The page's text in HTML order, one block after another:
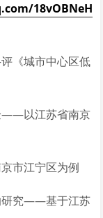
18vOBNeH
《城市中心区低
——以江苏省南京
市江宁区为例
研究——基于江苏